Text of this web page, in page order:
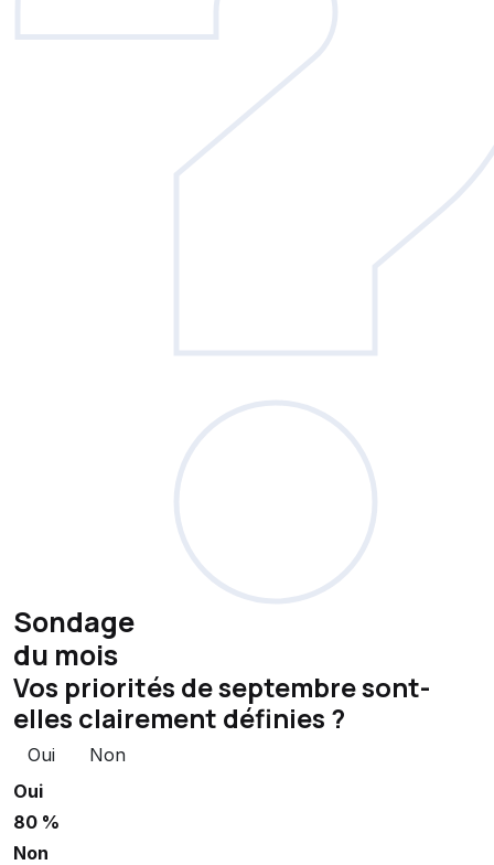
Sondage
du mois
Vos priorités de septembre sont-
elles clairement définies ?
Oui
Non
Oui
80 %
Non